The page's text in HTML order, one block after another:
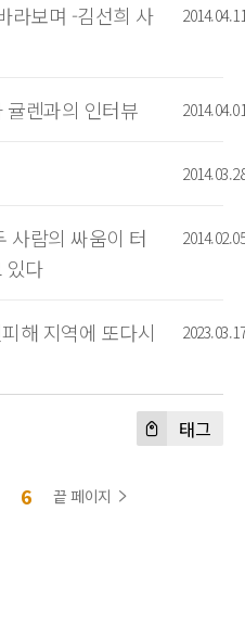
라보며 -김선희 사
2014.04.11
귤렌과의 인터뷰 2014.04.01
2014.03.28
사람의 싸움이 터
있다
2014.02.05
해 지역에 또다시
2023.03.17
태그
6 끝 페이지